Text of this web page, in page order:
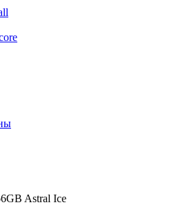
Astral Ice